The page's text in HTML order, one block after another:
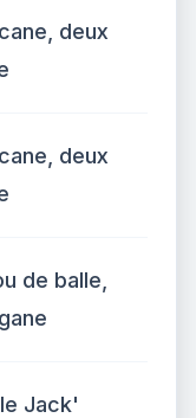
deux
deux
de balle,
Jack'